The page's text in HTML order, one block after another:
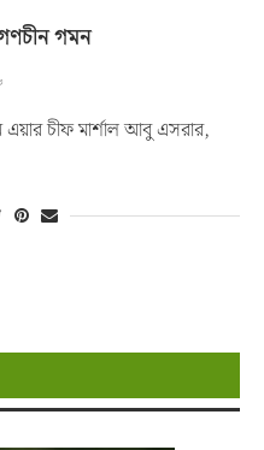
গণচীন গমন
এয়ার চীফ মার্শাল আবু এসরার,